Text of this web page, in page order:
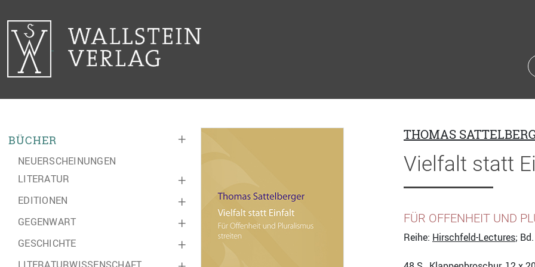
+
BÜCHER
NEUERSCHEINUNGEN
+
LITERATUR
+
EDITIONEN
+
GEGENWART
+
GESCHICHTE
THOMAS
Vielfalt statt
FÜR OFFENHEIT UND
Reihe: Hirschfeld-Lectures;